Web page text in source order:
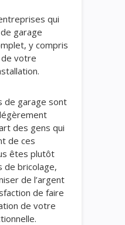
qui
garage
y compris
votre
de garage sont
des gens qui
de ces
êtes plutôt
de bricolage,
de l’argent
de faire
de votre